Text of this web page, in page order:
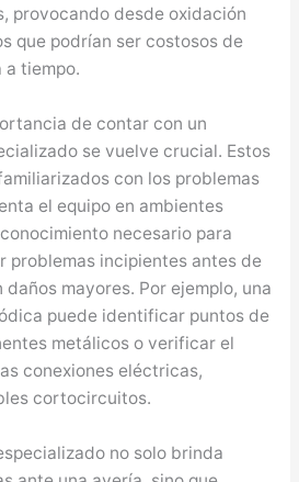
provocando desde oxidación
que podrían ser costosos de
a tiempo.
de contar con un
se vuelve crucial. Estos
con los problemas
el equipo en ambientes
necesario para
problemas incipientes antes de
mayores. Por ejemplo, una
puede identificar puntos de
metálicos o verificar el
conexiones eléctricas,
cortocircuitos.
no solo brinda